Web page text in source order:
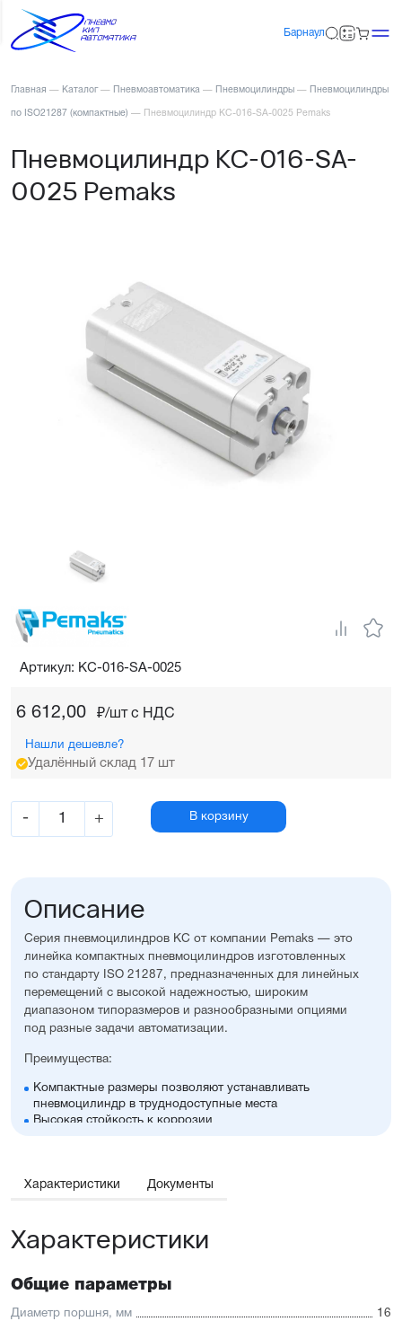
Барнаул
Главная — Каталог — Пневмоавтоматика — Пневмоцилиндры — Пневмоцилиндры
по ISO21287 (компактные) — Пневмоцилиндр KC-016-SA-0025 Pemaks
Пневмоцилиндр KC-016-SA-
0025 Pemaks
6 612,00 ₽/шт c НДС
Нашли дешевле?
Удалённый склад 17 шт
- + В корзину
Артикул: KC-016-SA-0025
Описание
Серия пневмоцилиндров KС от компании Pemaks — это
линейка компактных пневмоцилиндров изготовленных
по стандарту ISO 21287, предназначенных для линейных
перемещений с высокой надежностью, широким
диапазоном типоразмеров и разнообразными опциями
под разные задачи автоматизации.
Преимущества:
Компактные размеры позволяют устанавливать
пневмоцилиндр в труднодоступные места
Высокая стойкость к коррозии
принадлежностей, включая антиприворотную
Отличительные черты:
Простая установка датчиков положения с любой из
трёх сторон
Характеристики Документы
Характеристики
Общие параметры
Диаметр поршня, мм 16